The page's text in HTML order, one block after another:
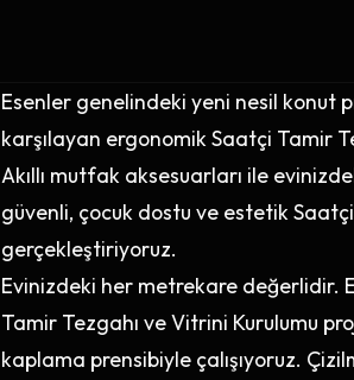
Esenler genelindeki yeni nesil konut
karşılayan ergonomik Saatçi Tamir
Akıllı mutfak aksesuarları ile
güvenli, çocuk dostu ve estetik
gerçekleştiriyoruz.
Evinizdeki her metrekare değerlidir.
Tamir Tezgahı ve Vitrini Kurulumu
kaplama prensibiyle çalışıyoruz.